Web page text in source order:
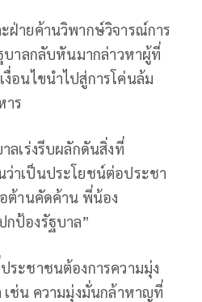
ฝ่ายค้านวิพากษ์วิจารณ์การ
บาลกลับหันมากล่าวหาผู้ที่
งื่อนไขนำไปสู่การโค่นล้ม
าร
ลเร่งรีบผลักดันสิ่งที่
าเป็นประโยชน์ต่อประชา
ต้านคัดค้าน พี่น้อง
ป้องรัฐบาล”
ะชาชนต้องการความมุ่ง
ช่น ความมุ่งมั่นกล้าหาญที่